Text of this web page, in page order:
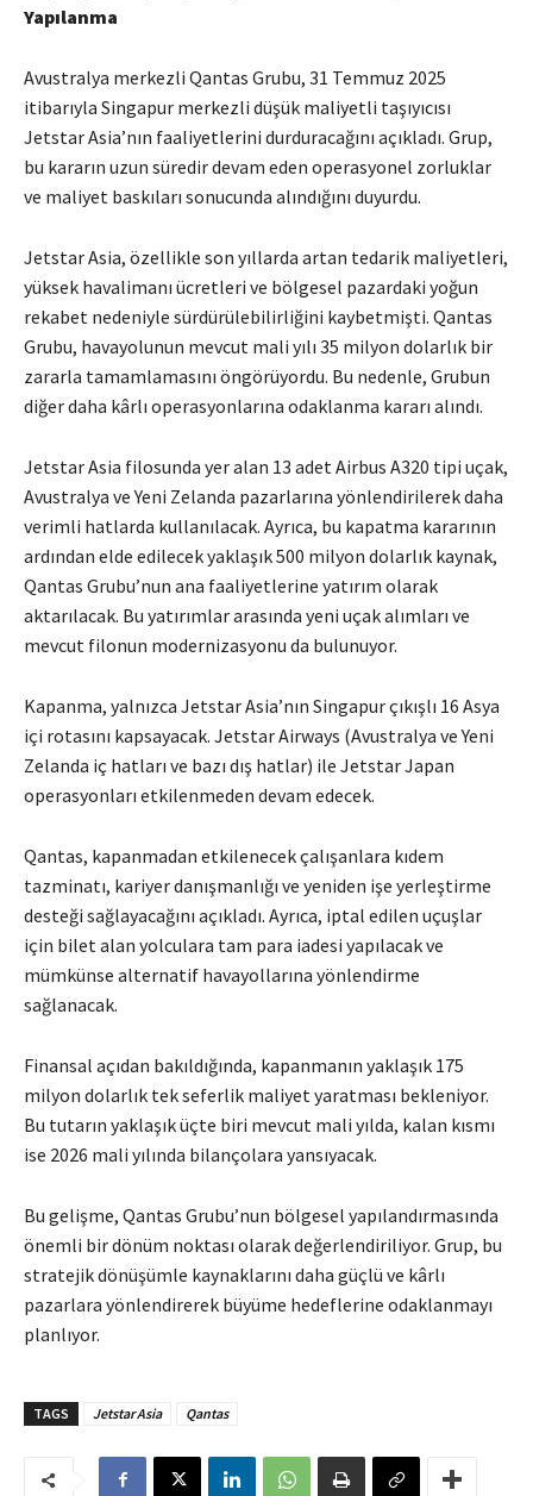
Yapılanma
Avustralya merkezli Qantas Grubu, 31 Temmuz 2025
itibarıyla Singapur merkezli düşük maliyetli taşıyıcısı
Jetstar Asia’nın faaliyetlerini durduracağını açıkladı. Grup,
bu kararın uzun süredir devam eden operasyonel zorluklar
ve maliyet baskıları sonucunda alındığını duyurdu.
Jetstar Asia, özellikle son yıllarda artan tedarik maliyetleri,
yüksek havalimanı ücretleri ve bölgesel pazardaki yoğun
rekabet nedeniyle sürdürülebilirliğini kaybetmişti. Qantas
Grubu, havayolunun mevcut mali yılı 35 milyon dolarlık bir
zararla tamamlamasını öngörüyordu. Bu nedenle, Grubun
diğer daha kârlı operasyonlarına odaklanma kararı alındı.
Jetstar Asia filosunda yer alan 13 adet Airbus A320 tipi uçak,
Avustralya ve Yeni Zelanda pazarlarına yönlendirilerek daha
verimli hatlarda kullanılacak. Ayrıca, bu kapatma kararının
ardından elde edilecek yaklaşık 500 milyon dolarlık kaynak,
Qantas Grubu’nun ana faaliyetlerine yatırım olarak
aktarılacak. Bu yatırımlar arasında yeni uçak alımları ve
mevcut filonun modernizasyonu da bulunuyor.
Kapanma, yalnızca Jetstar Asia’nın Singapur çıkışlı 16 Asya
içi rotasını kapsayacak. Jetstar Airways (Avustralya ve Yeni
Zelanda iç hatları ve bazı dış hatlar) ile Jetstar Japan
operasyonları etkilenmeden devam edecek.
Qantas, kapanmadan etkilenecek çalışanlara kıdem
tazminatı, kariyer danışmanlığı ve yeniden işe yerleştirme
desteği sağlayacağını açıkladı. Ayrıca, iptal edilen uçuşlar
için bilet alan yolculara tam para iadesi yapılacak ve
mümkünse alternatif havayollarına yönlendirme
sağlanacak.
Finansal açıdan bakıldığında, kapanmanın yaklaşık 175
milyon dolarlık tek seferlik maliyet yaratması bekleniyor.
Bu tutarın yaklaşık üçte biri mevcut mali yılda, kalan kısmı
ise 2026 mali yılında bilançolara yansıyacak.
Bu gelişme, Qantas Grubu’nun bölgesel yapılandırmasında
önemli bir dönüm noktası olarak değerlendiriliyor. Grup, bu
stratejik dönüşümle kaynaklarını daha güçlü ve kârlı
pazarlara yönlendirerek büyüme hedeflerine odaklanmayı
planlıyor.
TAGS Jetstar Asia Qantas